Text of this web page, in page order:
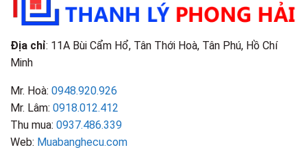
Nhận
Biết
Địa chỉ: 11A Bùi Cẩm Hổ, Tân Thới Hoà, Tân Phú, Hồ Chí
Minh
Mr. Hoà: 0948.920.926
Mr. Lâm: 0918.012.412
Thu mua: 0937.486.339
Web: Muabanghecu.com